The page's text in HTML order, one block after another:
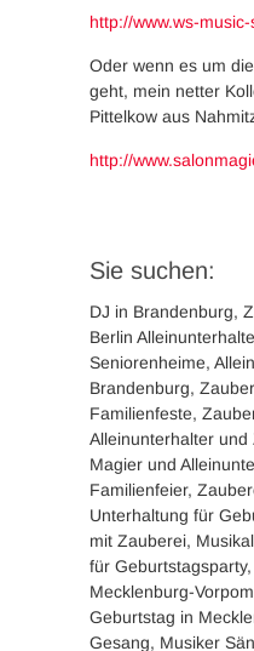
http://www.ws-music-
Oder wenn es um
geht, mein netter
Pittelkow aus
http://
Sie suchen:
DJ in Brandenburg,
Berlin
Seniorenheime,
Brandenburg,
Familienfeste,
Alleinunterhalter
Magier und
Familienfeier,
Unterhaltung für
mit Zauberei,
für
Mecklenburg-
Geburtstag in
Gesang, Musiker